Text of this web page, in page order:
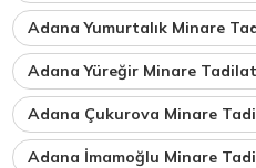
Adana Yumurtalık Minare
Adana Yüreğir Minare
Adana Çukurova Minare
Adana İmamoğlu Minare